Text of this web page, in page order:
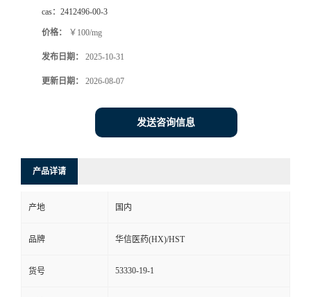
式
cas： 2412496-00-3
价格： ￥100/mg
发布日期： 2025-10-31
更新日期： 2026-08-07
发送咨询信息
产品详请
产地 国内
品牌 华信医药(HX)/HST
货号 53330-19-1